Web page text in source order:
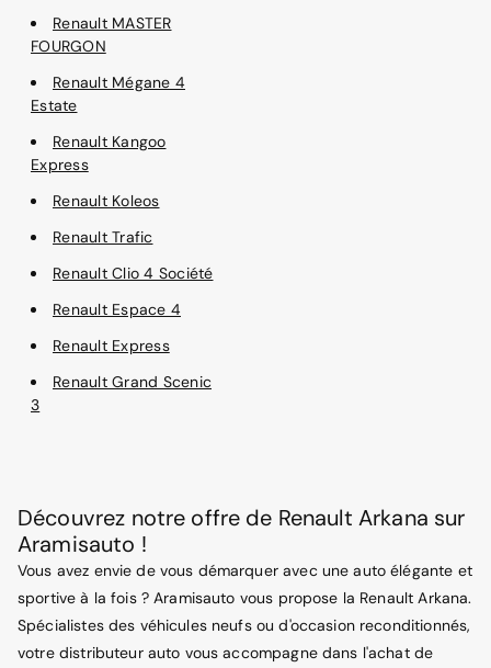
Renault MASTER
FOURGON
Renault Mégane 4
Estate
Renault Kangoo
Express
Renault Koleos
Renault Trafic
Renault Clio 4 Société
Renault Espace 4
Renault Express
Renault Grand Scenic
3
Découvrez notre offre de Renault Arkana sur
Aramisauto !
Vous avez envie de vous démarquer avec une auto élégante et
sportive à la fois ? Aramisauto vous propose la Renault Arkana.
Spécialistes des véhicules neufs ou d'occasion reconditionnés,
votre distributeur auto vous accompagne dans l'achat de